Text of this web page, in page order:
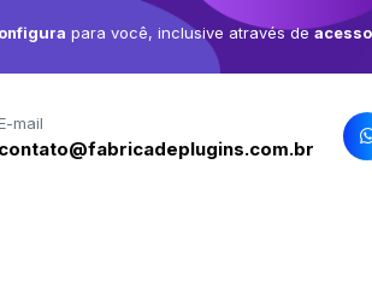
para você, inclusive através de
mail
contato@fabricadeplugins.com.br